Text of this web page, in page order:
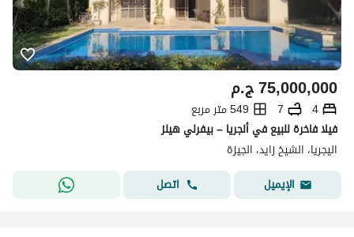
ج.م75,000,000
4
7
549 متر مربع
فيلا فاخرة للبيع في ألجريا – بيفرلي هيلز
اليجريا، الشيخ زايد، الجيزة
الإيميل
اتصل